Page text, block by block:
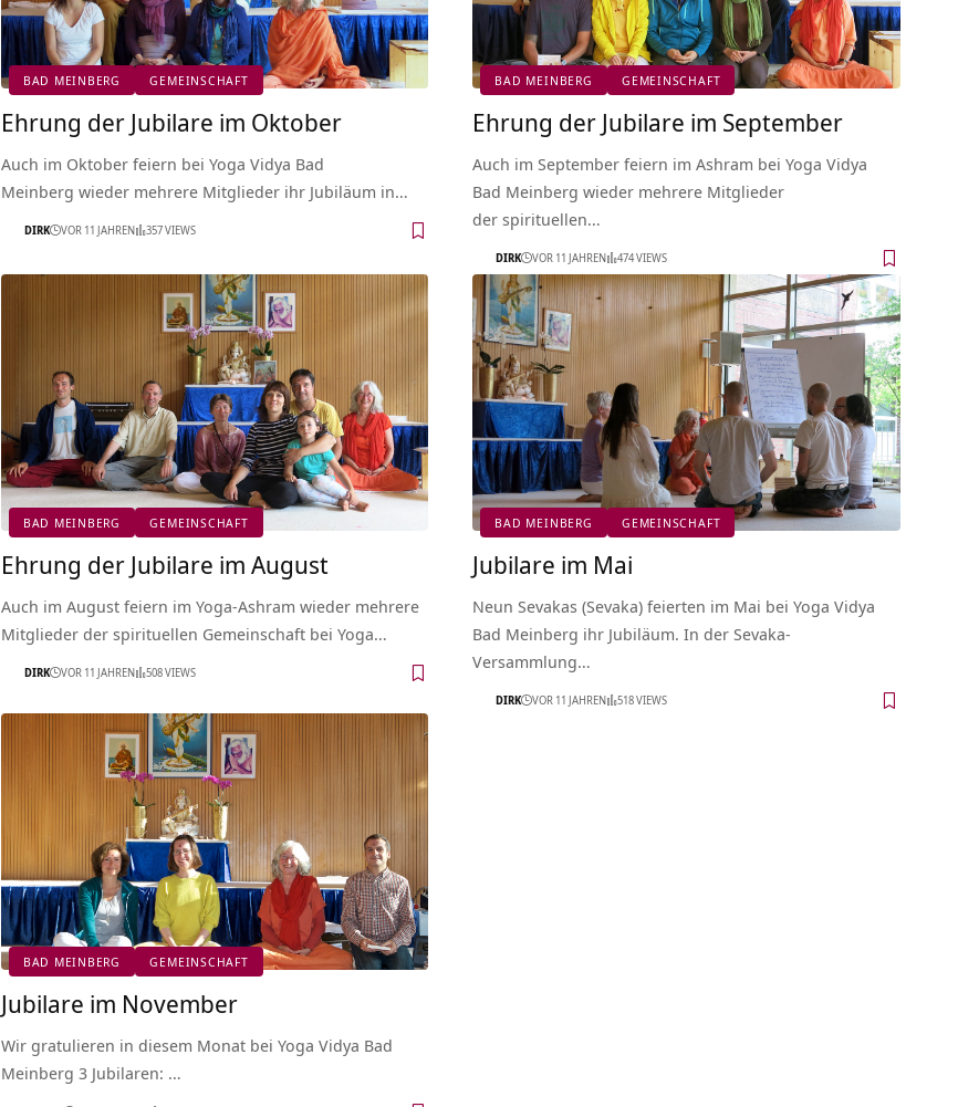
BAD MEINBERG GEMEINSCHAFT
Ehrung der Jubilare im Oktober
Auch im Oktober feiern bei Yoga Vidya Bad
Meinberg wieder mehrere Mitglieder ihr Jubiläum in…
DIRK VOR 11 JAHREN 357 VIEWS
BAD MEINBERG GEMEINSCHAFT
Ehrung der Jubilare im September
Auch im September feiern im Ashram bei Yoga Vidya
Bad Meinberg wieder mehrere Mitglieder
der spirituellen…
DIRK VOR 11 JAHREN 474 VIEWS
BAD MEINBERG GEMEINSCHAFT
Ehrung der Jubilare im August
Auch im August feiern im Yoga-Ashram wieder mehrere
Mitglieder der spirituellen Gemeinschaft bei Yoga…
DIRK VOR 11 JAHREN 508 VIEWS
BAD MEINBERG GEMEINSCHAFT
Jubilare im Mai
Neun Sevakas (Sevaka) feierten im Mai bei Yoga Vidya
Bad Meinberg ihr Jubiläum. In der Sevaka-
Versammlung…
DIRK VOR 11 JAHREN 518 VIEWS
BAD MEINBERG GEMEINSCHAFT
Jubilare im November
Wir gratulieren in diesem Monat bei Yoga Vidya Bad
Meinberg 3 Jubilaren: …